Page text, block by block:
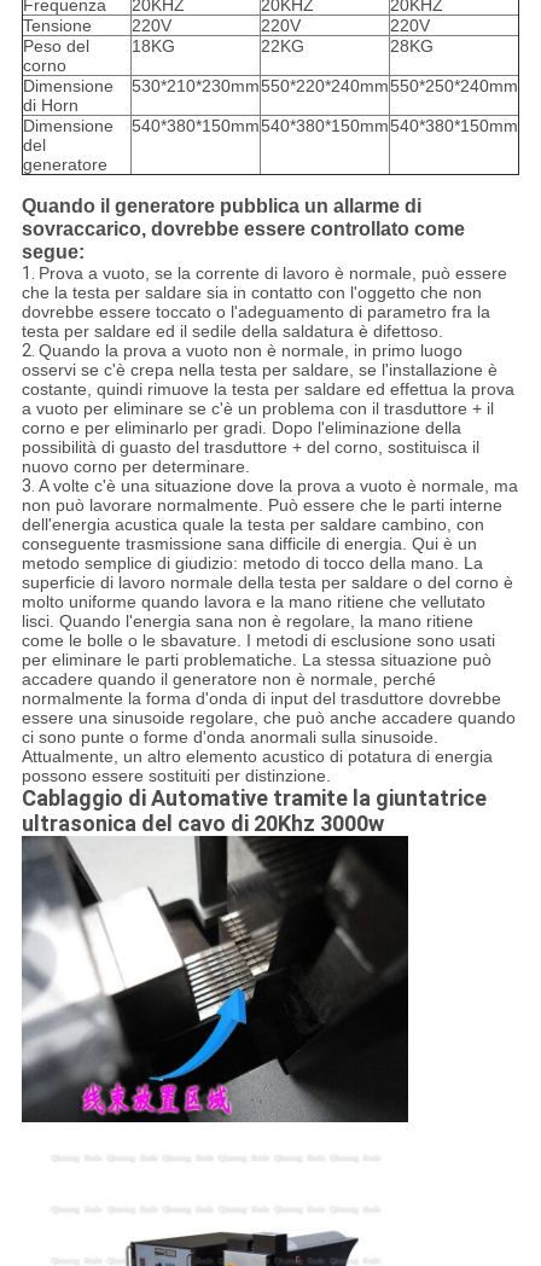
Frequenza 20KHZ 20KHZ
20KHZ
Tensione
220V 220V
220V
Peso del
corno
18KG 22KG 28KG
Dimensione
di Horn
530*210*230mm550*220*240mm550*250*240mm
Dimensione
del
generatore
540*380*150mm540*380*150mm540*380*150mm
Quando il generatore pubblica un allarme di
sovraccarico, dovrebbe essere controllato come
segue:
1. Prova a vuoto, se la corrente di lavoro è normale, può essere
che la testa per saldare sia in contatto con l'oggetto che non
dovrebbe essere toccato o l'adeguamento di parametro fra la
testa per saldare ed il sedile della saldatura è difettoso.
2. Quando la prova a vuoto non è normale, in primo luogo
osservi se c'è crepa nella testa per saldare, se l'installazione è
costante, quindi rimuove la testa per saldare ed effettua la prova
a vuoto per eliminare se c'è un problema con il trasduttore + il
corno e per eliminarlo per gradi. Dopo l'eliminazione della
possibilità di guasto del trasduttore + del corno, sostituisca il
nuovo corno per determinare.
3. A volte c'è una situazione dove la prova a vuoto è normale, ma
non può lavorare normalmente. Può essere che le parti interne
dell'energia acustica quale la testa per saldare cambino, con
conseguente trasmissione sana difficile di energia. Qui è un
metodo semplice di giudizio: metodo di tocco della mano. La
superficie di lavoro normale della testa per saldare o del corno è
molto uniforme quando lavora e la mano ritiene che vellutato
lisci. Quando l'energia sana non è regolare, la mano ritiene
come le bolle o le sbavature. I metodi di esclusione sono usati
per eliminare le parti problematiche. La stessa situazione può
accadere quando il generatore non è normale, perché
normalmente la forma d'onda di input del trasduttore dovrebbe
essere una sinusoide regolare, che può anche accadere quando
ci sono punte o forme d'onda anormali sulla sinusoide.
Attualmente, un altro elemento acustico di potatura di energia
possono essere sostituiti per distinzione.
Cablaggio di Automative tramite la giuntatrice
ultrasonica del cavo di 20Khz 3000w